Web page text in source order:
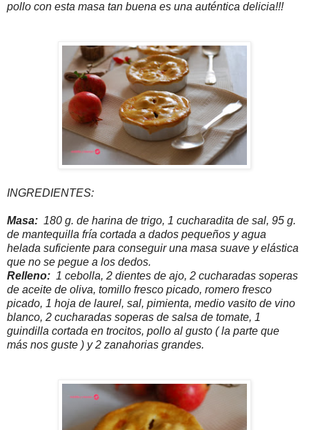
pollo con esta masa tan buena es una auténtica delicia!!!
INGREDIENTES:
Masa: 180 g. de harina de trigo, 1 cucharadita de sal, 95 g.
de mantequilla fría cortada a dados pequeños y agua
helada suficiente para conseguir una masa suave y elástica
que no se pegue a los dedos.
Relleno: 1 cebolla, 2 dientes de ajo, 2 cucharadas soperas
de aceite de oliva, tomillo fresco picado, romero fresco
picado, 1 hoja de laurel, sal, pimienta, medio vasito de vino
blanco, 2 cucharadas soperas de salsa de tomate, 1
guindilla cortada en trocitos, pollo al gusto ( la parte que
más nos guste ) y 2 zanahorias grandes.